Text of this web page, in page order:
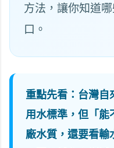
方法，讓你知道
口。
重點先看：台灣自
用水標準，但「能
廠水質，還要看輸